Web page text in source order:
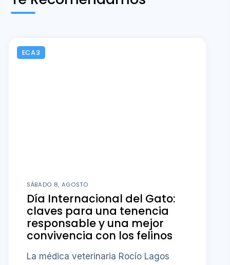
ECA3
SÁBADO 8, AGOSTO
Día Internacional del Gato:
claves para una tenencia
responsable y una mejor
convivencia con los felinos
La médica veterinaria Rocío Lagos